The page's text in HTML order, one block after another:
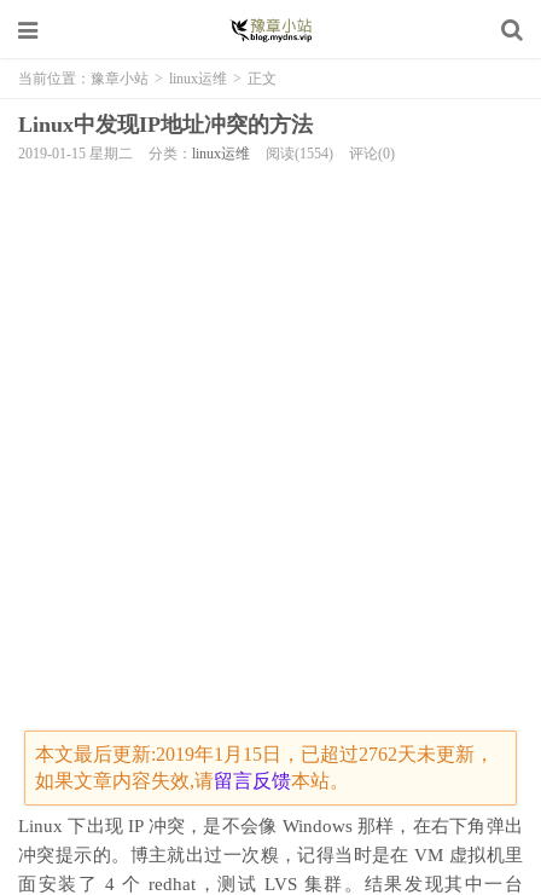
当前位置： 豫章小站 > linux运维 > 正文
Linux中发现IP地址冲突的方法
2019-01-15 星期二 分类： linux运维 阅读(1554) 评论(0)
本文最后更新:2019年1月15日，已超过2762天未更新，
如果文章内容失效,请留言反馈本站。
Linux 下出现 IP 冲突，是不会像 Windows 那样，在右下角弹出
冲突提示的。博主就出过一次糗，记得当时是在 VM 虚拟机里
面安装了 4 个 redhat，测试 LVS 集群。结果发现其中一台